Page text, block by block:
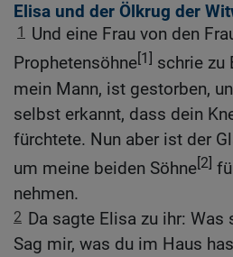
Elisa und der Ölkrug der
1
Und eine Frau von den
Prophetensöhne[1] schrie zu
mein Mann, ist gestorben,
selbst erkannt, dass dein
fürchtete. Nun aber ist der
um meine beiden Söhne[2]
nehmen.
2 Da sagte Elisa zu ihr:
Sag mir, was du im Haus